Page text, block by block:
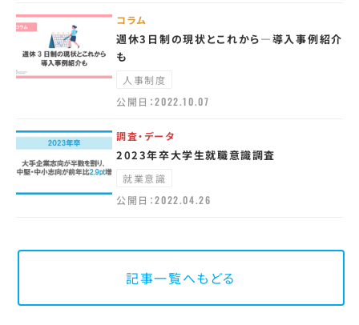
コラム
週休3日制の現状とこれから—導入事例紹介
も
人事制度
公開日：2022.10.07
調査・データ
2023年卒大学生就職意識調査
就業意識
公開日：2022.04.26
記事一覧へもどる